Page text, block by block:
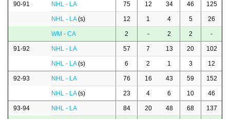
90-91 NHL - LA 75 12 34 46 125
NHL - LA(s) 12 1 4 5 26
WM - CA 2 - 2 2 -
91-92 NHL - LA 57 7 13 20 102
NHL - LA(s) 6 2 1 3 12
92-93 NHL - LA 76 16 43 59 152
NHL - LA(s) 23 4 6 10 46
93-94 NHL - LA 84 20 48 68 137